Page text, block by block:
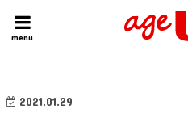
menu
HOME 今日の運勢ランキング
2021.01.29